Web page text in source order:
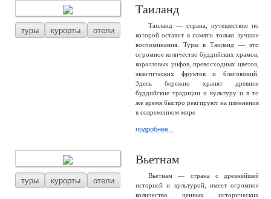
туры курорты отели
Таиланд
Таиланд — страна, путешествие по
которой оставит в памяти только лучшие
воспоминания. Туры в Таиланд — это
огромное количество буддийских храмов,
коралловых рифов, превосходных цветов,
экзотических фруктов и благовоний.
Здесь бережно хранят древние
буддийские традиции и культуру и в то
же время быстро реагируют на изменения
в современном мире
подробнее...
туры курорты отели
Вьетнам
Вьетнам — страна с древнейшей
историей и культурой, имеет огромное
количество ценных исторических